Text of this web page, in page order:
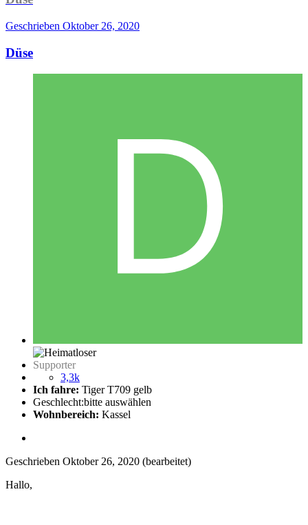
Geschrieben Oktober 26, 2020
Düse
Supporter
3,3k
Ich fahre: Tiger T709 gelb
Geschlecht:bitte auswählen
Wohnbereich: Kassel
Geschrieben Oktober 26, 2020 (bearbeitet)
Hallo,